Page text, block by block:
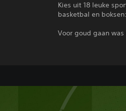
Kies uit 18 leuke
basketbal en
Voor goud gaan